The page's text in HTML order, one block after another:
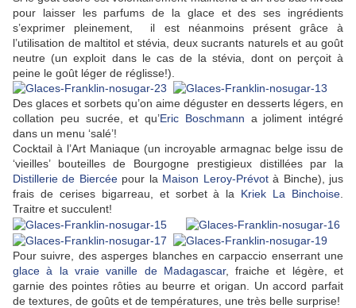
pour laisser les parfums de la glace et des ses ingrédients
s’exprimer pleinement, il est néanmoins présent grâce à
l’utilisation de maltitol et stévia, deux sucrants naturels et au goût
neutre (un exploit dans le cas de la stévia, dont on perçoit à
peine le goût léger de réglisse!).
Des glaces et sorbets qu’on aime déguster en desserts légers, en
collation peu sucrée, et qu’Eric Boschmann a joliment intégré
dans un menu ‘salé’!
Cocktail à l’Art Maniaque (un incroyable armagnac belge issu de
‘vieilles’ bouteilles de Bourgogne prestigieux distillées par la
Distillerie de Biercéepour la Maison Leroy-Prévotà Binche), jus
frais de cerises bigarreau, et sorbet à la Kriek La Binchoise.
Traitre et succulent!
Pour suivre, des asperges blanches en carpaccio enserrant une
glace à la vraie vanille de Madagascar, fraiche et légère, et
garnie des pointes rôties au beurre et origan. Un accord parfait
de textures, de goûts et de températures, une très belle surprise!